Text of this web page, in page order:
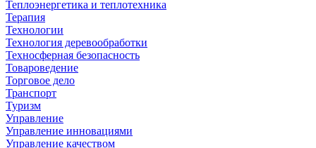
Теплоэнергетика и теплотехника
Терапия
Технологии
Технология деревообработки
Техносферная безопасность
Товароведение
Торговое дело
Транспорт
Туризм
Управление
Управление инновациями
Управление качеством